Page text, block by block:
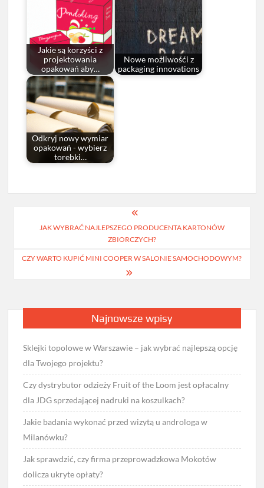
Jakie są korzyści z
projektowania
opakowań aby…
Nowe możliwośći z
packaging innovations
Odkryj nowy wymiar
opakowań - wybierz
torebki…
wpisuJAK WYBRAĆ NAJLEPSZEGO PRODUCENTA KARTONÓW
ZBIORCZYCH?
CZY WARTO KUPIĆ MINI COOPER W SALONIE SAMOCHODOWYM?
Najnowsze wpisy
Sklejki topolowe w Warszawie – jak wybrać najlepszą opcję
dla Twojego projektu?
Czy dystrybutor odzieży Fruit of the Loom jest opłacalny
dla JDG sprzedającej nadruki na koszulkach?
Jakie badania wykonać przed wizytą u androloga w
Milanówku?
Jak sprawdzić, czy firma przeprowadzkowa Mokotów
dolicza ukryte opłaty?